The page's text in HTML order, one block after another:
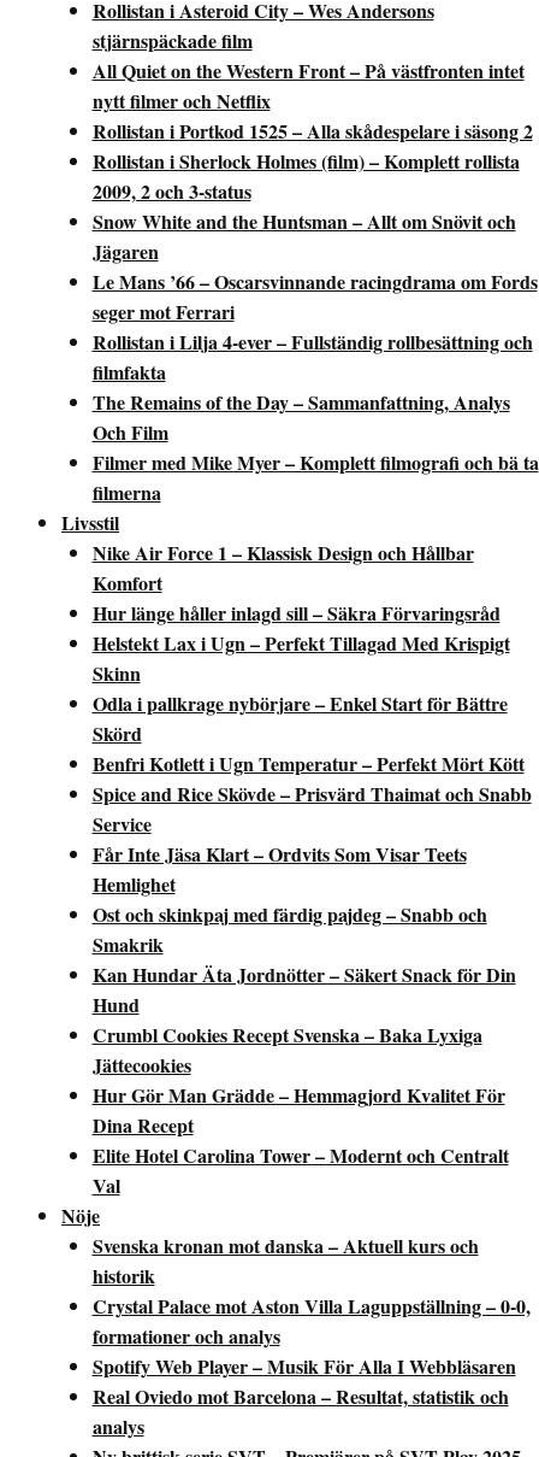
Rollistan i Asteroid City – Wes Andersons
stjärnspäckade film
All Quiet on the Western Front – På västfronten intet
nytt filmer och Netflix
Rollistan i Portkod 1525 – Alla skådespelare i säsong 2
Rollistan i Sherlock Holmes (film) – Komplett rollista
2009, 2 och 3-status
Snow White and the Huntsman – Allt om Snövit och
Jägaren
Le Mans ’66 – Oscarsvinnande racingdrama om Fords
seger mot Ferrari
Rollistan i Lilja 4-ever – Fullständig rollbesättning och
filmfakta
The Remains of the Day – Sammanfattning, Analys
Och Film
Filmer med Mike Myer – Komplett filmografi och bä ta
filmerna
Livsstil
Nike Air Force 1 – Klassisk Design och Hållbar
Komfort
Hur länge håller inlagd sill – Säkra Förvaringsråd
Helstekt Lax i Ugn – Perfekt Tillagad Med Krispigt
Skinn
Odla i pallkrage nybörjare – Enkel Start för Bättre
Skörd
Benfri Kotlett i Ugn Temperatur – Perfekt Mört Kött
Spice and Rice Skövde – Prisvärd Thaimat och Snabb
Service
Får Inte Jäsa Klart – Ordvits Som Visar Teets
Hemlighet
Ost och skinkpaj med färdig pajdeg – Snabb och
Smakrik
Kan Hundar Äta Jordnötter – Säkert Snack för Din
Hund
Crumbl Cookies Recept Svenska – Baka Lyxiga
Jättecookies
Hur Gör Man Grädde – Hemmagjord Kvalitet För
Dina Recept
Elite Hotel Carolina Tower – Modernt och Centralt
Val
Nöje
Svenska kronan mot danska – Aktuell kurs och
historik
Crystal Palace mot Aston Villa Laguppställning – 0-0,
formationer och analys
Spotify Web Player – Musik För Alla I Webbläsaren
Real Oviedo mot Barcelona – Resultat, statistik och
analys